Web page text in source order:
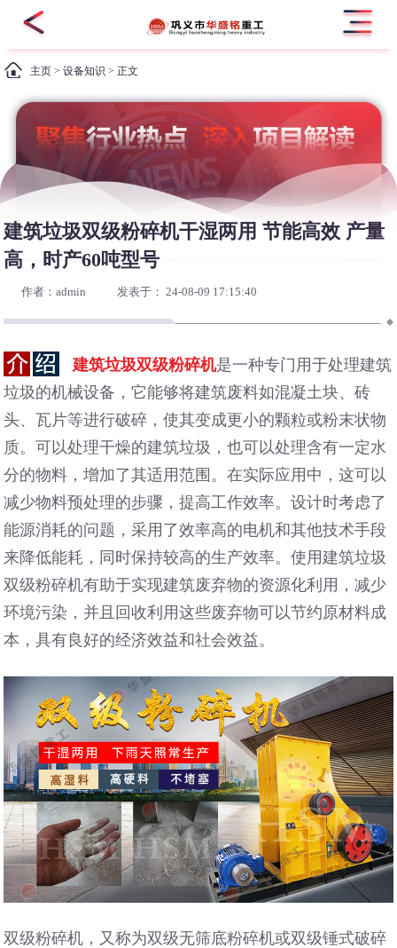
主页 >设备知识 > 正文
建筑垃圾双级粉碎机干湿两用 节能高效 产量
高，时产60吨型号
作者：admin 发表于： 24-08-09 17:15:40
建筑垃圾双级粉碎机是一种专门用于处理建筑
垃圾的机械设备，它能够将建筑废料如混凝土块、砖
头、瓦片等进行破碎，使其变成更小的颗粒或粉末状物
质。可以处理干燥的建筑垃圾，也可以处理含有一定水
分的物料，增加了其适用范围。在实际应用中，这可以
减少物料预处理的步骤，提高工作效率。设计时考虑了
能源消耗的问题，采用了效率高的电机和其他技术手段
来降低能耗，同时保持较高的生产效率。使用建筑垃圾
双级粉碎机有助于实现建筑废弃物的资源化利用，减少
环境污染，并且回收利用这些废弃物可以节约原材料成
本，具有良好的经济效益和社会效益。
双级粉碎机，又称为双级无筛底粉碎机或双级锤式破碎